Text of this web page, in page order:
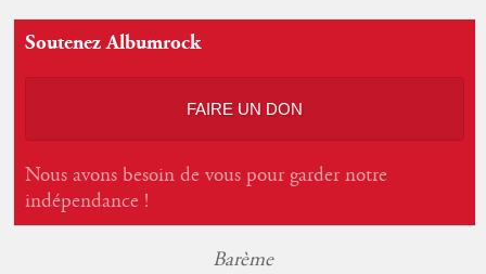
Soutenez Albumrock
FAIRE UN DON
Nous avons besoin de vous pour garder notre
indépendance !
Barème